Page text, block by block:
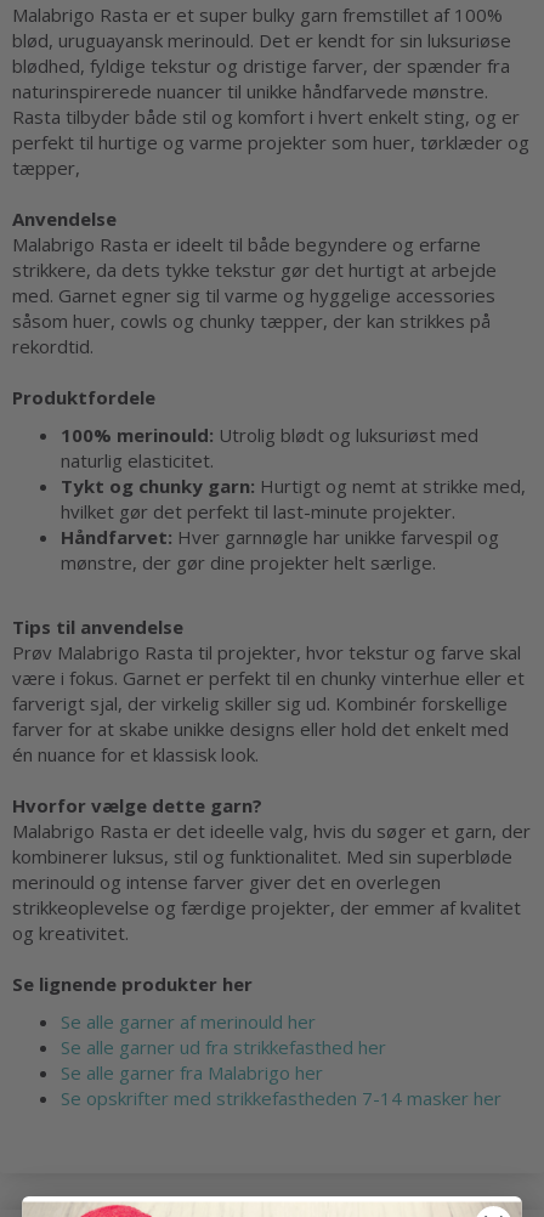
Malabrigo Rasta er et super bulky garn fremstillet af 100%
blød, uruguayansk merinould. Det er kendt for sin luksuriøse
blødhed, fyldige tekstur og dristige farver, der spænder fra
naturinspirerede nuancer til unikke håndfarvede mønstre.
Rasta tilbyder både stil og komfort i hvert enkelt sting, og er
perfekt til hurtige og varme projekter som huer, tørklæder og
tæpper,
Anvendelse
Malabrigo Rasta er ideelt til både begyndere og erfarne
strikkere, da dets tykke tekstur gør det hurtigt at arbejde
med. Garnet egner sig til varme og hyggelige accessories
såsom huer, cowls og chunky tæpper, der kan strikkes på
rekordtid.
Produktfordele
100% merinould: Utrolig blødt og luksuriøst med
naturlig elasticitet.
Tykt og chunky garn: Hurtigt og nemt at strikke med,
hvilket gør det perfekt til last-minute projekter.
Håndfarvet: Hver garnnøgle har unikke farvespil og
mønstre, der gør dine projekter helt særlige.
Tips til anvendelse
Prøv Malabrigo Rasta til projekter, hvor tekstur og farve skal
være i fokus. Garnet er perfekt til en chunky vinterhue eller et
farverigt sjal, der virkelig skiller sig ud. Kombinér forskellige
farver for at skabe unikke designs eller hold det enkelt med
én nuance for et klassisk look.
Hvorfor vælge dette garn?
Malabrigo Rasta er det ideelle valg, hvis du søger et garn, der
kombinerer luksus, stil og funktionalitet. Med sin superbløde
merinould og intense farver giver det en overlegen
strikkeoplevelse og færdige projekter, der emmer af kvalitet
og kreativitet.
Se lignende produkter her
Se alle garner af merinould her
Se alle garner ud fra strikkefasthed her
Se alle garner fra Malabrigo her
Se opskrifter med strikkefastheden 7-14 masker her